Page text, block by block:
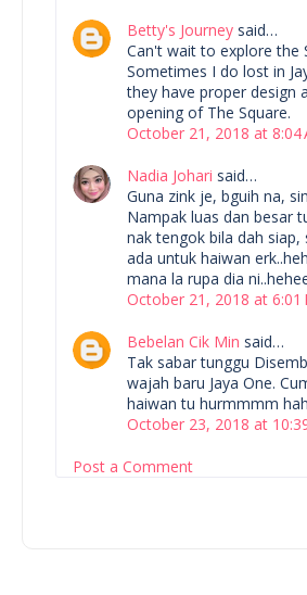
Betty's Journey said…
Can't wait to explore the
Sometimes I do lost in
they have proper design
opening of The Square.
October 21, 2018 at 8:04
Nadia Johari said…
Guna zink je, bguih na,
Nampak luas dan besar
nak tengok bila dah siap,
ada untuk haiwan
mana la rupa dia
October 21, 2018 at 6:01
Bebelan Cik Min said…
Tak sabar tunggu
wajah baru Jaya One.
haiwan tu hurmmmm
October 23, 2018 at
Post a Comment